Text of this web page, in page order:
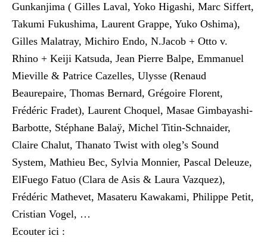
Gunkanjima ( Gilles Laval, Yoko Higashi, Marc Siffert,
Takumi Fukushima, Laurent Grappe, Yuko Oshima),
Gilles Malatray, Michiro Endo, N.Jacob + Otto v.
Rhino + Keiji Katsuda, Jean Pierre Balpe, Emmanuel
Mieville & Patrice Cazelles, Ulysse (Renaud
Beaurepaire, Thomas Bernard, Grégoire Florent,
Frédéric Fradet), Laurent Choquel, Masae Gimbayashi-
Barbotte, Stéphane Balaÿ, Michel Titin-Schnaider,
Claire Chalut, Thanato Twist with oleg’s Sound
System, Mathieu Bec, Sylvia Monnier, Pascal Deleuze,
ElFuego Fatuo (Clara de Asis & Laura Vazquez),
Frédéric Mathevet, Masateru Kawakami, Philippe Petit,
Cristian Vogel, …
Ecouter ici :